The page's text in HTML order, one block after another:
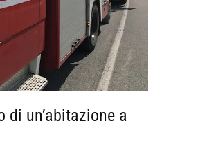
di un’abitazione a